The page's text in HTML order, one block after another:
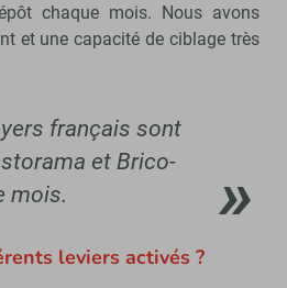
chaque mois. Nous avons
et une capacité de ciblage très
français sont
et Brico-
mois.
leviers activés ?